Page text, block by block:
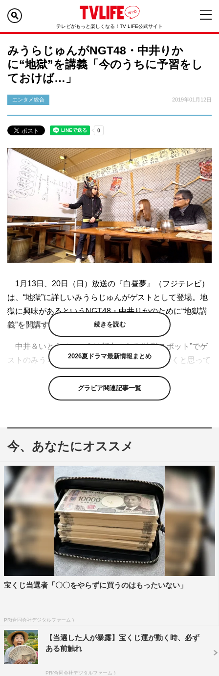
テレビがもっと楽しくなる！TV LIFE公式サイト
みうらじゅんがNGT48・中井りか
に“地獄”を講義「今のうちに予習をし
ておけば…」
エンタメ総合 2019年01月12日
1月13日、20日（日）放送の『白昼夢』（フジテレビ）
は、“地獄”に詳しいみうらじゅんがゲストとして登場。地
獄に興味があるというNGT48・中井りかのために“地獄講
義”を開講する。
中井＆いとうせいこうは都内のある“地獄スポット”でゲ
ストのみうらと合流。中井が「自分は地獄に行くと思って
いるから（地獄のことが）気になっている」と語ると、み
うらは「今のうちに予習をしておけば逆にうれしくなる可
能性があるぞ」と返し、地獄講義が始まる。
現世で起こした悪い行いの度合いによって落ちる地獄の
種類が異なることを説明するみうら。みうらは中井に対し
て「何か、しでかしてます？今のところ」とストレートに
るのか”日頃の行いによって吟味していく。
続きを読む
2026夏ドラマ最新情報まとめ
グラビア関連記事一覧
今、あなたにオススメ
宝くじ当選者「〇〇をやらずに買うのはもったいない」
PR(合同会社デジタルファーム )
【当選した人が暴露】宝くじ運が動く時、必ず
ある前触れ
PR(合同会社デジタルファーム )